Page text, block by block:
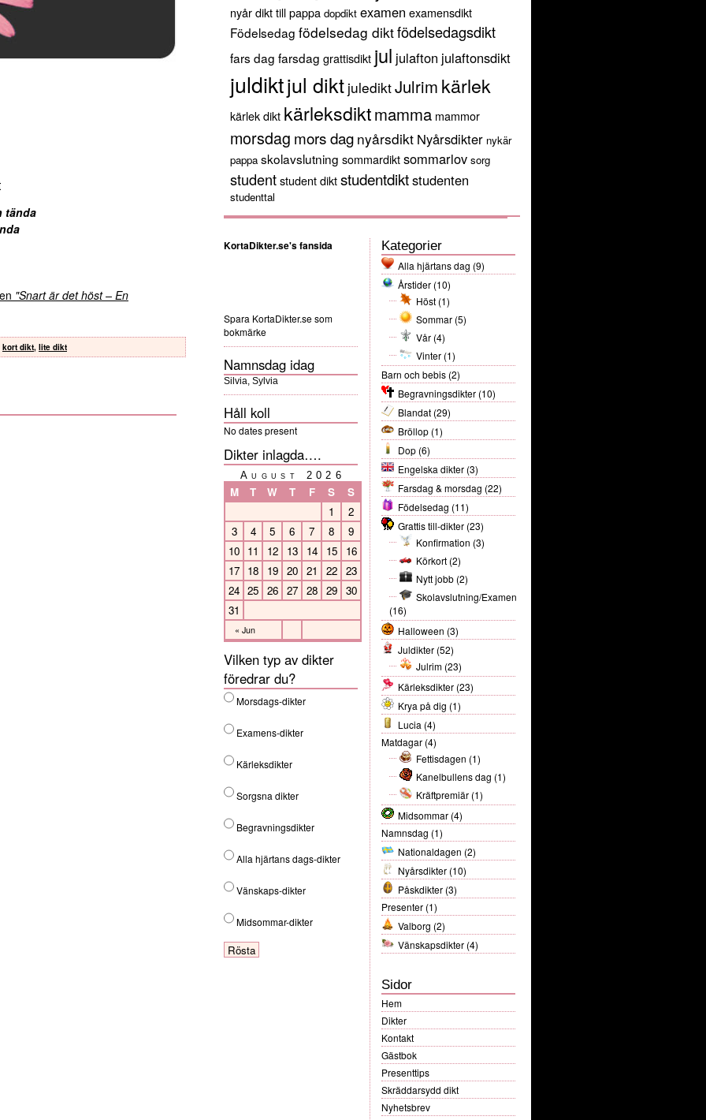
tända
"Snart är det höst – En
kort dikt, lite dikt
nyårdikt till pappa dopdikt examen examensdikt
Födelsedag födelsedag diktfödelsedagsdikt
fars dag farsdag grattisdikt jul julafton julaftonsdikt
juldiktjul dikt julediktJulrim kärlek
kärlek dikt kärleksdiktmamma mammor
morsdag mors dag nyårsdikt Nyårsdikter nykär
pappa skolavslutning sommardiktsommarlov sorg
studentstudent diktstudentdiktstudenten
studenttal
Kategorier
Alla hjärtans dag (9)
Årstider (10)
Höst (1)
Sommar (5)
Vår (4)
Vinter (1)
Barn och bebis (2)
Begravningsdikter (10)
Blandat (29)
Bröllop (1)
Dop (6)
Engelska dikter (3)
Farsdag & morsdag (22)
Födelsedag (11)
Grattis till-dikter (23)
Konfirmation (3)
Körkort (2)
Nytt jobb (2)
Skolavslutning/Examen
(16)
Halloween (3)
Juldikter (52)
Julrim (23)
Kärleksdikter (23)
Krya på dig (1)
Lucia (4)
Matdagar (4)
Fettisdagen (1)
Kanelbullens dag (1)
Kräftpremiär (1)
Midsommar (4)
Namnsdag (1)
Nationaldagen (2)
Nyårsdikter (10)
Påskdikter (3)
Presenter (1)
Valborg (2)
Vänskapsdikter (4)
Sidor
Hem
Dikter
Kontakt
Gästbok
Presenttips
Skräddarsydd dikt
Nyhetsbrev
KortaDikter.se's fansida
Spara KortaDikter.se som
bokmärke
Namnsdag idag
Silvia, Sylvia
Håll koll
No dates present
Dikter inlagda….
August 2026
M T W T F S S
« Jun
1
2
3
4 5 6 7 8
9
10 11 12 13 14 15
16
17 18 19 20 21 22
23
24 25 26 27 28 29
30
31
Vilken typ av dikter
föredrar du?
Morsdags-dikter
Examens-dikter
Kärleksdikter
Sorgsna dikter
Begravningsdikter
Alla hjärtans dags-dikter
Vänskaps-dikter
Midsommar-dikter